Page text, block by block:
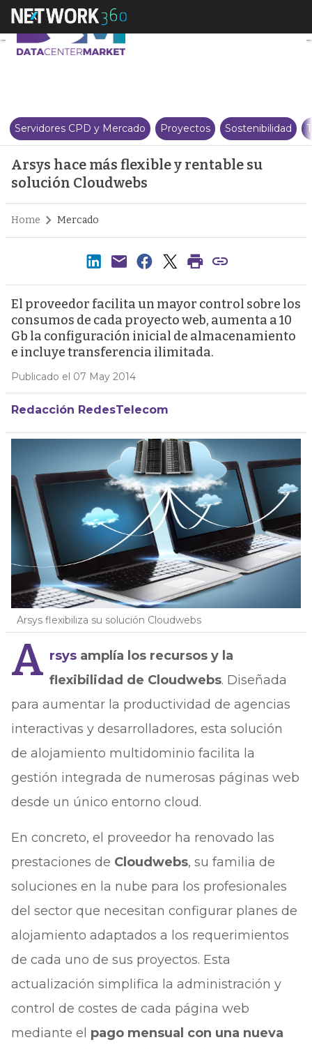
Arsys hace más flexible y
Servidores CPD y Mercado Proyectos Sostenibilidad
Arsys hace más flexible y rentable su
solución Cloudwebs
Home Mercado
El proveedor facilita un mayor control sobre los
consumos de cada proyecto web, aumenta a 10
Gb la configuración inicial de almacenamiento
e incluye transferencia ilimitada.
Publicado el 07 May 2014
Redacción RedesTelecom
Arsys flexibiliza su solución Cloudwebs
A rsys amplía los recursos y la
flexibilidad de Cloudwebs. Diseñada
para aumentar la productividad de agencias
interactivas y desarrolladores, esta solución
de alojamiento multidominio facilita la
gestión integrada de numerosas páginas web
desde un único entorno cloud.
En concreto, el proveedor ha renovado las
prestaciones de Cloudwebs, su familia de
soluciones en la nube para los profesionales
del sector que necesitan configurar planes de
alojamiento adaptados a los requerimientos
de cada uno de sus proyectos. Esta
actualización simplifica la administración y
control de costes de cada página web
mediante el pago mensual con una nueva